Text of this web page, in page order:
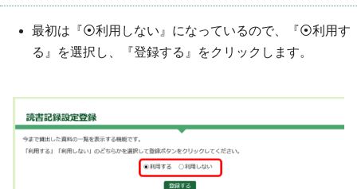
最初は『⦿利用しない』になっているので、『⦿利用す
る』を選択し、『登録する』をクリックします。